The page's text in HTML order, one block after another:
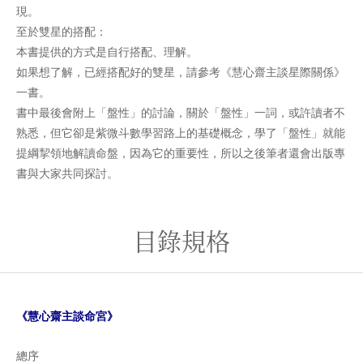
現。
至於雙星的搭配：
本書提供的方式是自行搭配、理解。
如果想了解，已經搭配好的雙星，請參考《慧心齋主談星際關係》
一書。
書中最後會附上「盤性」的討論，關於「盤性」一詞，或許讀者不
熟悉，但它卻是紫微斗數學習路上的基礎概念，學了「盤性」就能
提綱挈領地解讀命盤，因為它的重要性，所以之後筆者還會出版專
書與大家共同探討。
目錄規格
《慧心齋主談命宮》
總序